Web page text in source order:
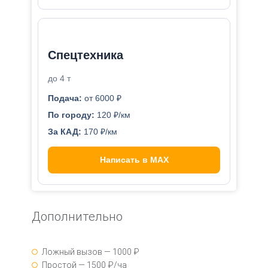
Спецтехника
до 4 т
Подача: от 6000 ₽
По городу: 120 ₽/км
За КАД: 170 ₽/км
Написать в MAX
Дополнительно
Ложный вызов — 1000 ₽
Простой — 1500 ₽/ча